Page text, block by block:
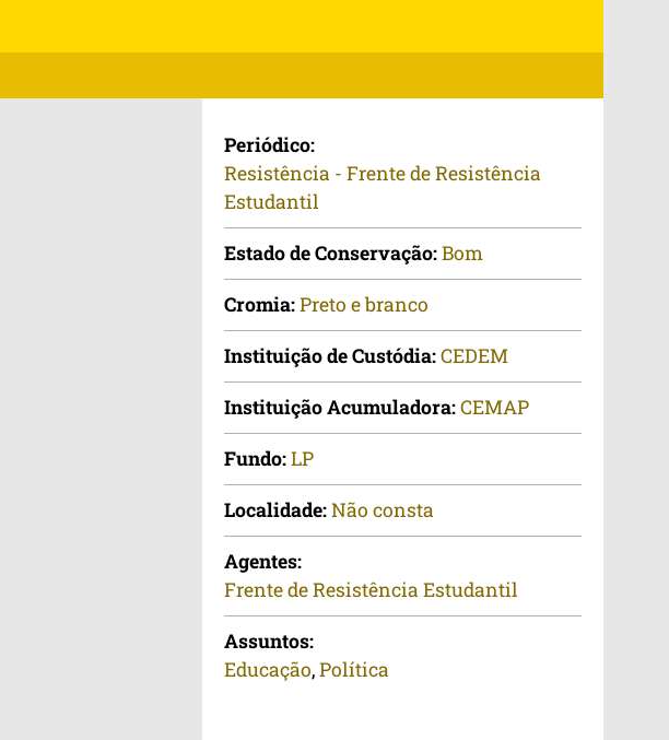
Periódico:
Resistência - Frente de Resistência
Estudantil
Estado de Conservação:Bom
Cromia:Preto e branco
Instituição de Custódia:CEDEM
Instituição Acumuladora:CEMAP
Fundo:LP
Localidade:Não consta
Agentes:
Frente de Resistência Estudantil
Assuntos:
Educação,Política